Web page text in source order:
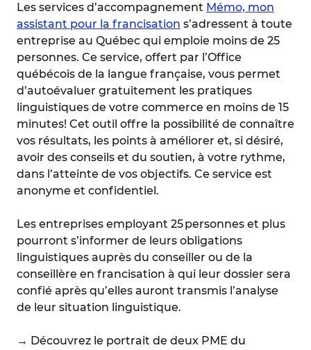
Les services d’accompagnement Mémo, mon
assistant pour la francisation s’adressent à toute
entreprise au Québec qui emploie moins de 25
personnes. Ce service, offert par l’Office
québécois de la langue française, vous permet
d’autoévaluer gratuitement les pratiques
linguistiques de votre commerce en moins de 15
minutes! Cet outil offre la possibilité de connaître
vos résultats, les points à améliorer et, si désiré,
avoir des conseils et du soutien, à votre rythme,
dans l’atteinte de vos objectifs. Ce service est
anonyme et confidentiel.
Les entreprises employant 25 personnes et plus
pourront s’informer de leurs obligations
linguistiques auprès du conseiller ou de la
conseillère en francisation à qui leur dossier sera
confié après qu’elles auront transmis l’analyse
de leur situation linguistique.
→ Découvrez le portrait de deux PME du